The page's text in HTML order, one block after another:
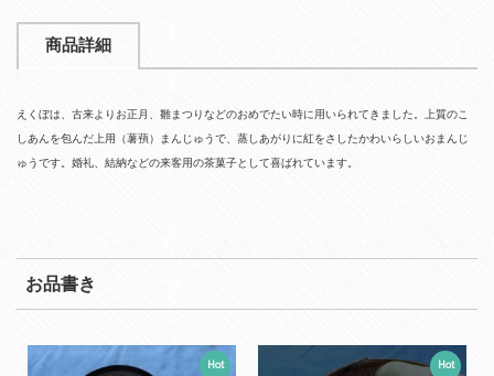
商品詳細
えくぼは、古来よりお正月、雛まつりなどのおめでたい時に用いられてきました。上質のこ
しあんを包んだ上用（薯蕷）まんじゅうで、蒸しあがりに紅をさしたかわいらしいおまんじ
ゅうです。婚礼、結納などの来客用の茶菓子として喜ばれています。
お品書き
Hot Hot